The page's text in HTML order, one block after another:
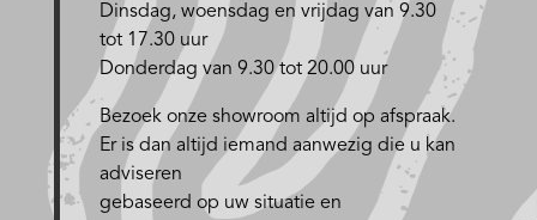
Dinsdag, woensdag en vrijdag van 9.30
tot 17.30 uur
Donderdag van 9.30 tot 20.00 uur
Bezoek onze showroom altijd op afspraak.
Er is dan altijd iemand aanwezig die u kan
adviseren
gebaseerd op uw situatie en